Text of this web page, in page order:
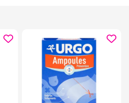
les ampoules, les traiter par